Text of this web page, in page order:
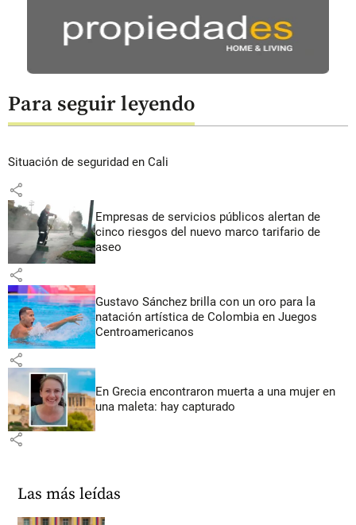
Para seguir leyendo
Situación de seguridad en Cali
share
Empresas de servicios públicos alertan de
cinco riesgos del nuevo marco tarifario de
aseo
share
Gustavo Sánchez brilla con un oro para la
natación artística de Colombia en Juegos
Centroamericanos
share
En Grecia encontraron muerta a una mujer en
una maleta: hay capturado
share
Las más leídas